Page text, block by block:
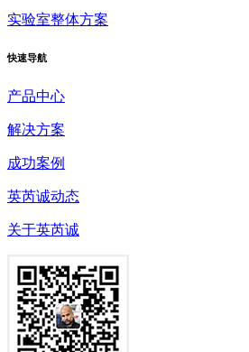
实验室整体方案
快速导航
产品中心
解决方案
成功案例
英芮诚动态
关于英芮诚